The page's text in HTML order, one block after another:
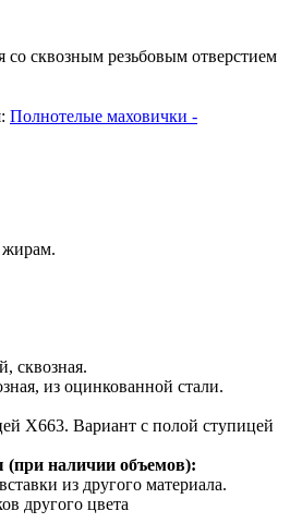
со сквозным резьбовым отверстием
Полнотелые маховички -
жирам.
сквозная.
из оцинкованной стали.
Х663. Вариант с полой ступицей
(при наличии объемов):
из другого материала.
другого цвета